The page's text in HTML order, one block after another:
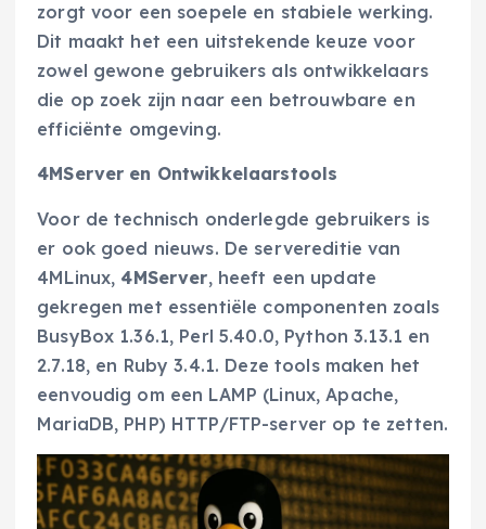
zorgt voor een soepele en stabiele werking.
Dit maakt het een uitstekende keuze voor
zowel gewone gebruikers als ontwikkelaars
die op zoek zijn naar een betrouwbare en
efficiënte omgeving.
4MServer en Ontwikkelaarstools
Voor de technisch onderlegde gebruikers is
er ook goed nieuws. De servereditie van
4MLinux, 4MServer, heeft een update
gekregen met essentiële componenten zoals
BusyBox 1.36.1, Perl 5.40.0, Python 3.13.1 en
2.7.18, en Ruby 3.4.1. Deze tools maken het
eenvoudig om een LAMP (Linux, Apache,
MariaDB, PHP) HTTP/FTP-server op te zetten.